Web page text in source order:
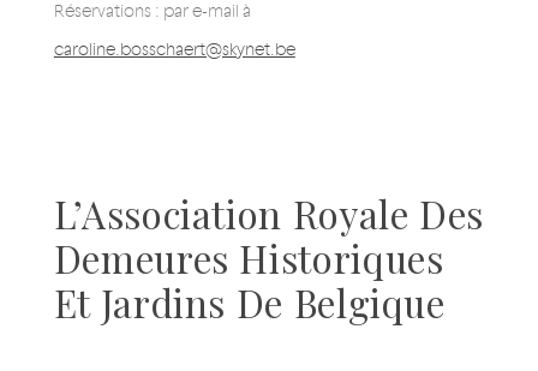
Réservations : par e-mail à
caroline.bosschaert@skynet.be
L’Association Royale Des
Demeures Historiques
Et Jardins De Belgique